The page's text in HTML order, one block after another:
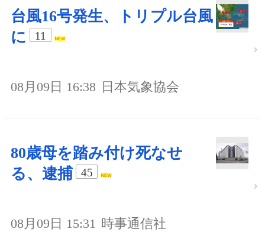
台風16号発生、トリプル台風
に
11
08月09日 16:38 日本気象協会
80歳母を踏み付け死なせ
る、逮捕
45
08月09日 15:31 時事通信社